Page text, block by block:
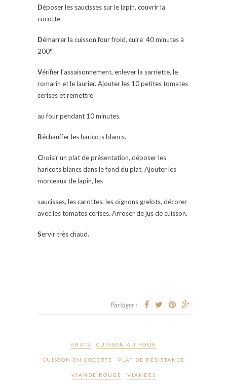
Déposer les saucisses sur le lapin, couvrir la
cocotte.
Démarrer la cuisson four froid, cuire 40 minutes à
200°.
Vérifier l’assaisonnement, enlever la sarriette, le
romarin et le laurier. Ajouter les 10 petites tomates
cerises et remettre
au four pendant 10 minutes.
Réchauffer les haricots blancs.
Choisir un plat de présentation, déposer les
haricots blancs dans le fond du plat. Ajouter les
morceaux de lapin, les
saucisses, les carottes, les oignons grelots, décorer
avec les tomates cerises. Arroser de jus de cuisson.
Servir très chaud.
Partager :
ABATS CUISSON AU FOUR
CUISSON EN COCOTTE PLAT DE RÉSISTANCE
VIANDE ROUGE VIANDES